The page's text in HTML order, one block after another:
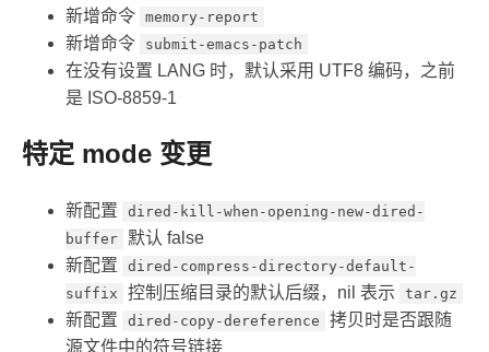
新增命令 memory-report
新增命令 submit-emacs-patch
在没有设置 LANG 时，默认采用 UTF8 编码，之前
是 ISO-8859-1
特定 mode 变更
新配置
dired-kill-when-opening-new-dired-
buffer
默认 false
新配置
dired-compress-directory-default-
suffix
控制压缩目录的默认后缀，nil 表示 tar.gz
新配置 dired-copy-dereference
拷贝时是否跟随
源文件中的符号链接